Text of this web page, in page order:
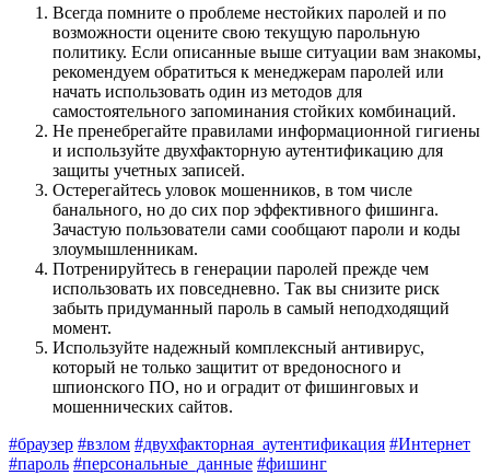
Всегда помните о проблеме нестойких паролей и по
возможности оцените свою текущую парольную
политику. Если описанные выше ситуации вам знакомы,
рекомендуем обратиться к менеджерам паролей или
начать использовать один из методов для
самостоятельного запоминания стойких комбинаций.
Не пренебрегайте правилами информационной гигиены
и используйте двухфакторную аутентификацию для
защиты учетных записей.
Остерегайтесь уловок мошенников, в том числе
банального, но до сих пор эффективного фишинга.
Зачастую пользователи сами сообщают пароли и коды
злоумышленникам.
Потренируйтесь в генерации паролей прежде чем
использовать их повседневно. Так вы снизите риск
забыть придуманный пароль в самый неподходящий
момент.
Используйте надежный комплексный антивирус,
который не только защитит от вредоносного и
шпионского ПО, но и оградит от фишинговых и
мошеннических сайтов.
#браузер #взлом #двухфакторная_аутентификация #Интернет
#пароль #персональные_данные #фишинг